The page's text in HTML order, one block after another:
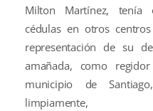
Milton Martínez, tenía
cédulas en otros
representación de su
amañada, como
municipio de
limpiamente,